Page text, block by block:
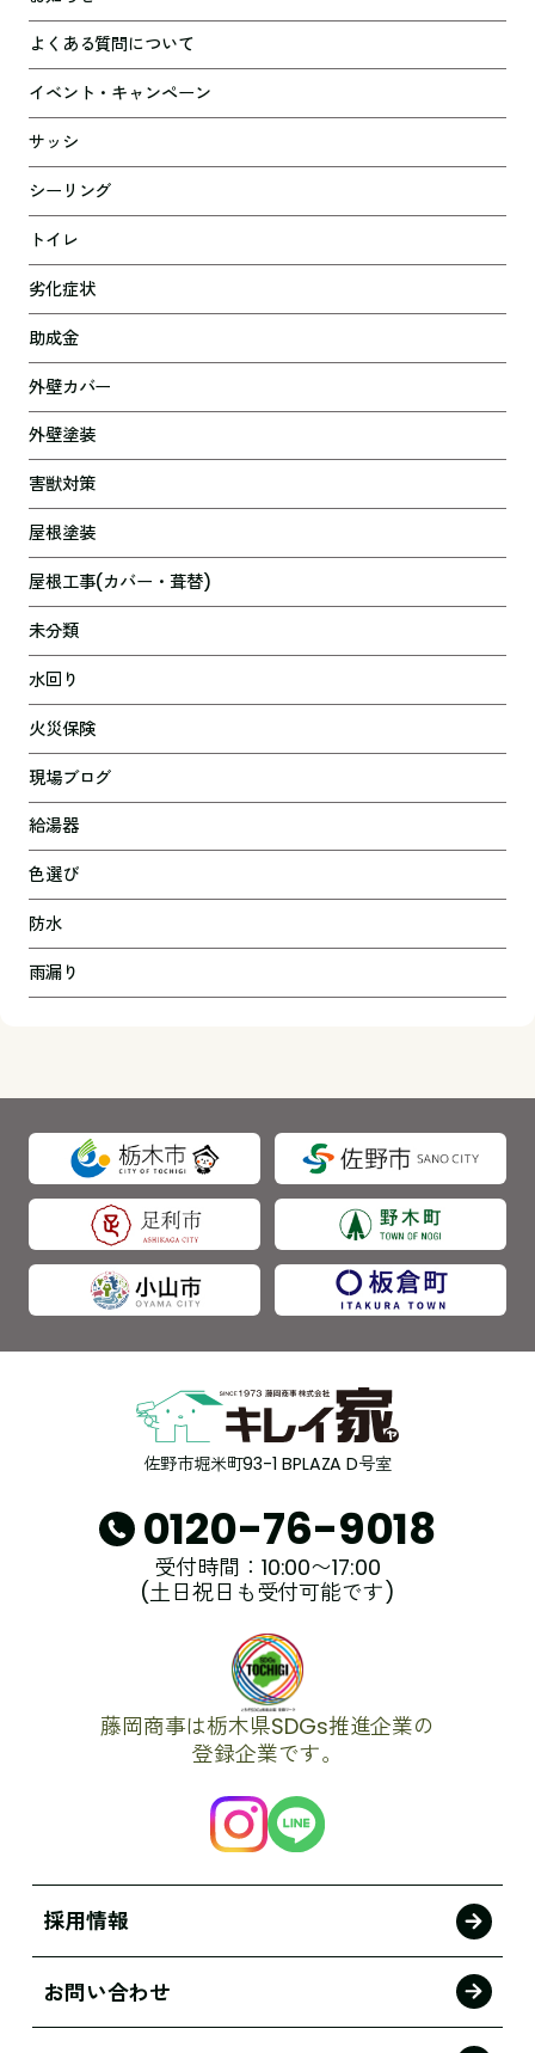
よくある質問について
イベント・キャンペーン
サッシ
シーリング
トイレ
劣化症状
助成金
外壁カバー
外壁塗装
害獣対策
屋根塗装
屋根工事(カバー・葺替)
未分類
水回り
火災保険
現場ブログ
給湯器
色選び
防水
雨漏り
佐野市堀米町93-1 BPLAZA D号室
0120-76-9018
受付時間：10:00〜17:00
(土日祝日も受付可能です)
藤岡商事は栃木県SDGs推進企業の
登録企業です。
採用情報
お問い合わせ